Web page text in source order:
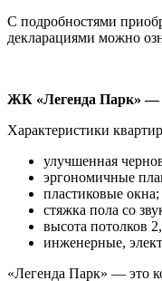
С подробностями
декларациями можно
ЖК «Легенда Парк» —
Характеристики
улучшенная
эргономичные
пластиковые окна;
стяжка пола со
высота потолков
инженерные,
«Легенда Парк» — это